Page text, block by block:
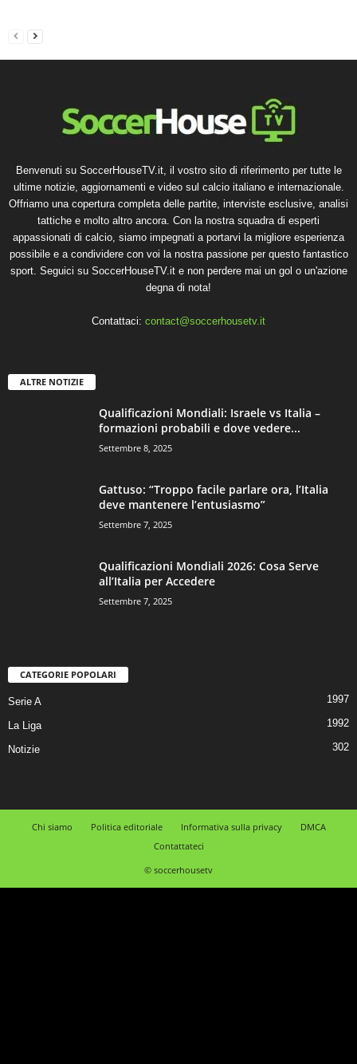
Benvenuti su SoccerHouseTV.it, il vostro sito di riferimento per tutte le
ultime notizie, aggiornamenti e video sul calcio italiano e internazionale.
Offriamo una copertura completa delle partite, interviste esclusive, analisi
tattiche e molto altro ancora. Con la nostra squadra di esperti
appassionati di calcio, siamo impegnati a portarvi la migliore esperienza
possibile e a condividere con voi la nostra passione per questo fantastico
sport. Seguici su SoccerHouseTV.it e non perdere mai un gol o un'azione
degna di nota!
Contattaci: contact@soccerhousetv.it
ALTRE NOTIZIE
Qualificazioni Mondiali: Israele vs Italia –
formazioni probabili e dove vedere...
Settembre 8, 2025
Gattuso: “Troppo facile parlare ora, l’Italia
deve mantenere l’entusiasmo”
Settembre 7, 2025
Qualificazioni Mondiali 2026: Cosa Serve
all’Italia per Accedere
Settembre 7, 2025
CATEGORIE POPOLARI
Serie A 1997
La Liga 1992
Notizie 302
Chi siamo Politica editoriale Informativa sulla privacy
DMCA
Contattateci
© soccerhousetv